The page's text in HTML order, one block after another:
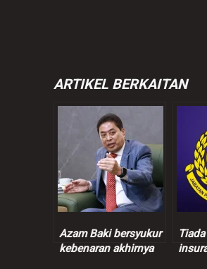
ARTIKEL BERKAITAN
Azam Baki bersyukur
kebenaran akhirnya